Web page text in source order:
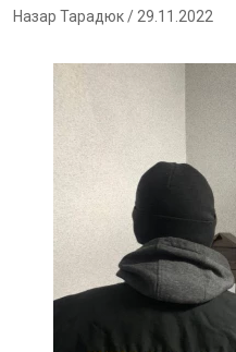
Назар Тарадюк/ 29.11.2022